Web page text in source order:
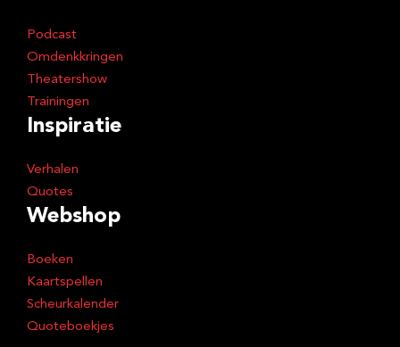
Podcast
Omdenkkringen
Theatershow
Trainingen
Inspiratie
Verhalen
Quotes
Webshop
Boeken
Kaartspellen
Scheurkalender
Quoteboekjes